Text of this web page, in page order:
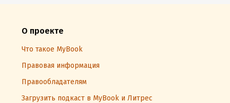
О проекте
Что такое MyBook
Правовая информация
Правообладателям
Загрузить подкаст в MyBook и Литрес